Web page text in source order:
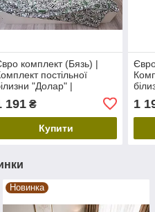
комплект (Бязь) |
постільної
"Долар" |
Простирадло 240х220 см
191₴
Купити
1
Новинка